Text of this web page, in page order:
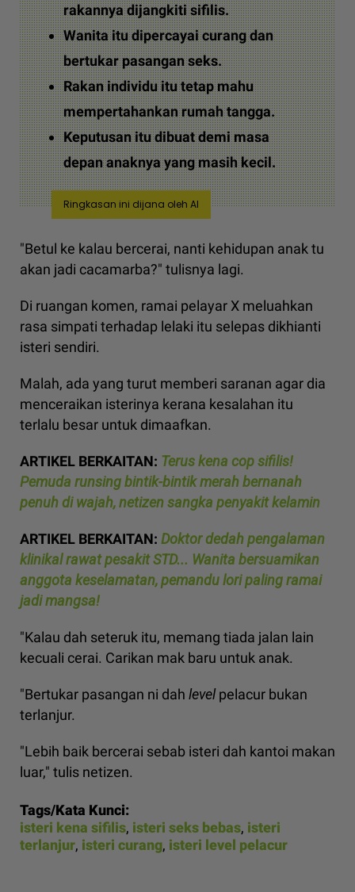
rakannya dijangkiti sifilis.
Wanita itu dipercayai curang dan
bertukar pasangan seks.
Rakan individu itu tetap mahu
mempertahankan rumah tangga.
Keputusan itu dibuat demi masa
depan anaknya yang masih kecil.
Ringkasan ini dijana oleh AI
"Betul ke kalau bercerai, nanti kehidupan anak tu
akan jadi cacamarba?" tulisnya lagi.
Di ruangan komen, ramai pelayar X meluahkan
rasa simpati terhadap lelaki itu selepas dikhianti
isteri sendiri.
Malah, ada yang turut memberi saranan agar dia
menceraikan isterinya kerana kesalahan itu
terlalu besar untuk dimaafkan.
ARTIKEL BERKAITAN: Terus kena cop sifilis!
Pemuda runsing bintik-bintik merah bernanah
penuh di wajah, netizen sangka penyakit kelamin
ARTIKEL BERKAITAN: Doktor dedah pengalaman
klinikal rawat pesakit STD... Wanita bersuamikan
anggota keselamatan, pemandu lori paling ramai
jadi mangsa!
"Kalau dah seteruk itu, memang tiada jalan lain
kecuali cerai. Carikan mak baru untuk anak.
"Bertukar pasangan ni dah levelpelacur bukan
terlanjur.
"Lebih baik bercerai sebab isteri dah kantoi makan
luar," tulis netizen.
Tags/Kata Kunci:
isteri kena sifilis, isteri seks bebas, isteri
terlanjur, isteri curang, isteri level pelacur